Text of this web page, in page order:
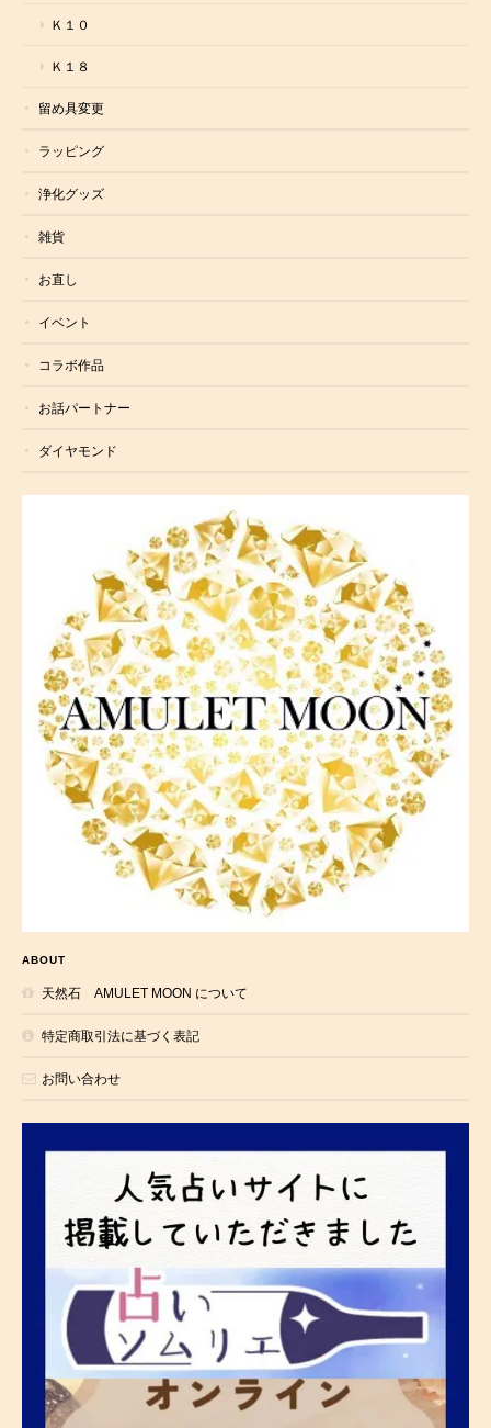
Ｋ１０
Ｋ１８
留め具変更
ラッピング
浄化グッズ
雑貨
お直し
イベント
コラボ作品
お話パートナー
ダイヤモンド
ABOUT
天然石 AMULET MOON について
特定商取引法に基づく表記
お問い合わせ